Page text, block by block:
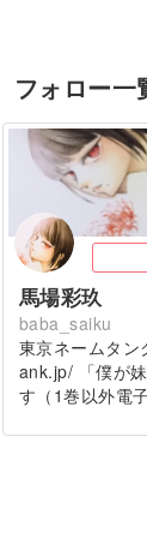
フォロー一
馬場彩玖
baba_saiku
東京ネームタ
ank.jp/ 「僕が
す（1巻以外電